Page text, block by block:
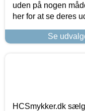
uden på nogen
her for at se deres
Se
HCSmykker.dk